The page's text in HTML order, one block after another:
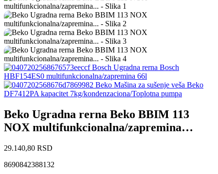
Bosch Ugradna rerna Bosch
HBF154ES0 multifunkcionalna/zapremina 66l
Beko Mašina za sušenje veša Beko
DF7412PA kapacitet 7kg/kondenzaciona/Toplotna pumpa
Beko Ugradna rerna Beko BBIM 113
NOX multifunkcionalna/zapremina…
29.140,80 RSD
8690842388132